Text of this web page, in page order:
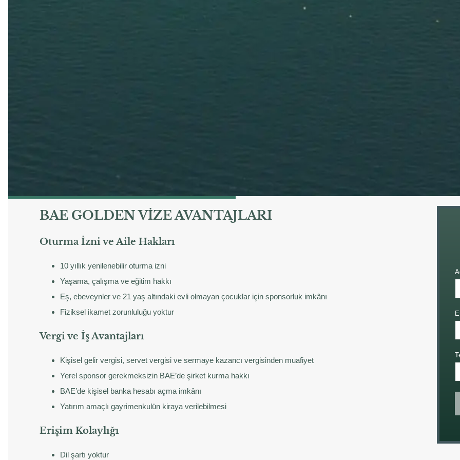
BAE GOLDEN VIZE AVANTAJLARI
Oturma İzni ve Aile Hakları
10 yıllık yenilenebilir oturma izni
Yaşama, çalışma ve eğitim hakkı
Eş, ebeveynler ve 21 yaş altındaki evli olmayan çocuklar için sponsorluk imkânı
Fiziksel ikamet zorunluluğu yoktur
Vergi ve İş Avantajları
Kişisel gelir vergisi, servet vergisi ve sermaye kazancı vergisinden muafiyet
Yerel sponsor gerekmeksizin BAE’de şirket kurma hakkı
BAE’de kişisel banka hesabı açma imkânı
Yatırım amaçlı gayrimenkulün kiraya verilebilmesi
Erişim Kolaylığı
Dil şartı yoktur